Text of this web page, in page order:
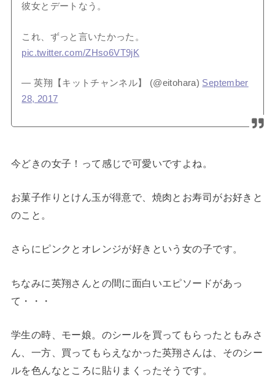
彼女とデートなう。
これ、ずっと言いたかった。
pic.twitter.com/ZHso6VT9jK
— 英翔【キットチャンネル】 (@eitohara) September
28, 2017
今どきの女子！って感じで可愛いですよね。
お菓子作りとけん玉が得意で、焼肉とお寿司がお好きと
のこと。
さらにピンクとオレンジが好きという女の子です。
ちなみに英翔さんとの間に面白いエピソードがあっ
て・・・
学生の時、モー娘。のシールを買ってもらったともみさ
ん、一方、買ってもらえなかった英翔さんは、そのシー
ルを色んなところに貼りまくったそうです。